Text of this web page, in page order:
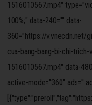
1516010567.mp4"
100%;" data-240="" data-
360="https://
cua-bang-bang-bi-chi-trich-
1516010567.mp4" data-
active-mode="360" ads=''